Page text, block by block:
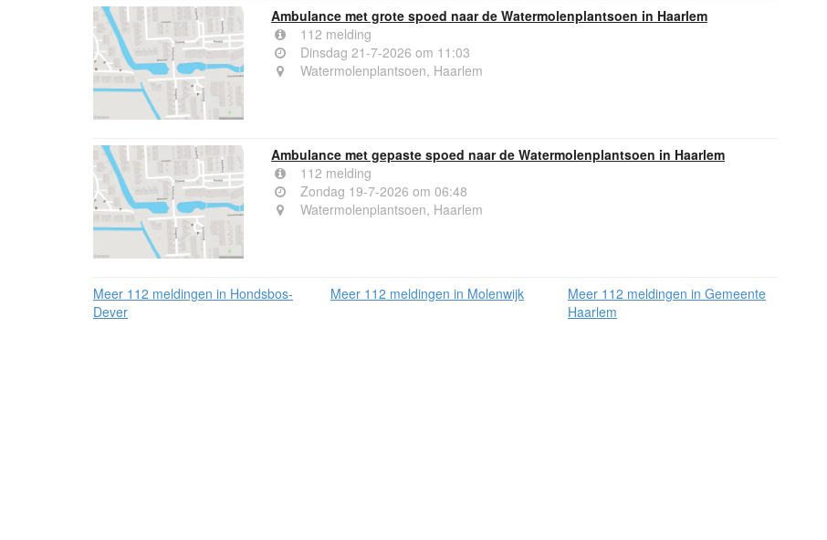
Ambulance met grote spoed naar de Watermolenplantsoen in Haarlem
112 melding
Dinsdag 21-7-2026 om 11:03
Watermolenplantsoen, Haarlem
Ambulance met gepaste spoed naar de Watermolenplantsoen in Haarlem
112 melding
Zondag 19-7-2026 om 06:48
Watermolenplantsoen, Haarlem
Meer 112 meldingen in Hondsbos-
Dever
Meer 112 meldingen in Molenwijk
Meer 112 meldingen in Gemeente
Haarlem